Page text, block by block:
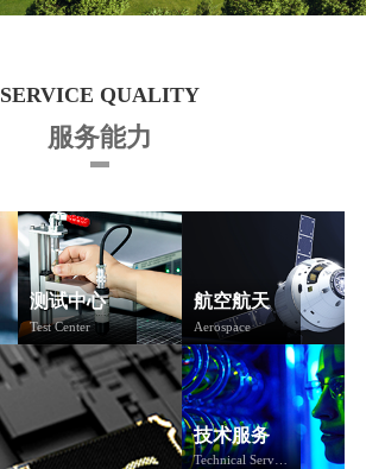
SERVICE QUALITY
服务能力
测试中心
Test Center
航空航天
Aerospace
技术服务
Technical Services